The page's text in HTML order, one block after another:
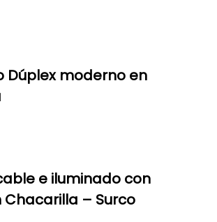
Dúplex moderno en
e iluminado con
– Surco